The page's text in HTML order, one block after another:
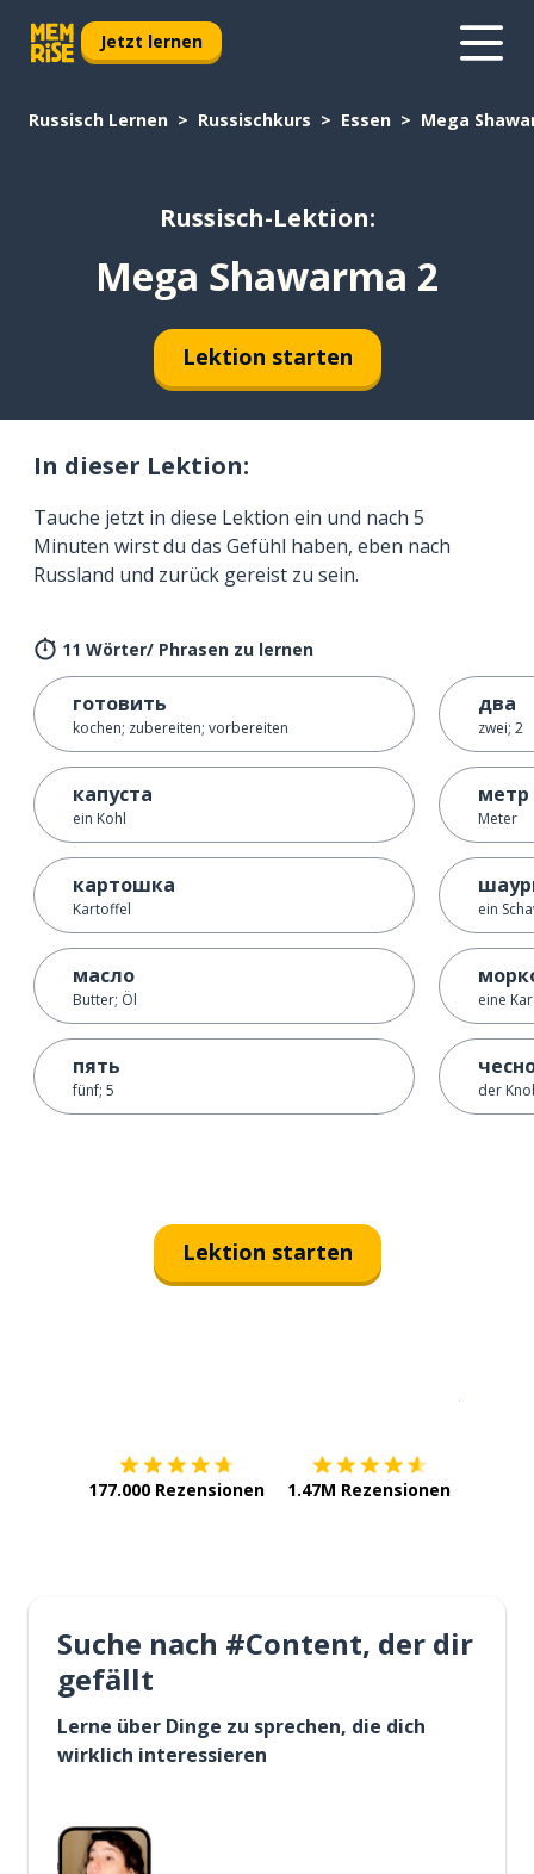
Jetzt lernen
Russisch Lernen Russischkurs Essen Mega
Russisch-Lektion:
Mega Shawarma 2
Lektion starten
In dieser Lektion:
Tauche jetzt in diese Lektion ein und nach 5
Minuten wirst du das Gefühl haben, eben nach
Russland und zurück gereist zu sein.
11 Wörter/ Phrasen zu lernen
готовить
kochen; zubereiten; vorbereiten
капуста
ein Kohl
картошка
Kartoffel
масло
Butter; Öl
пять
fünf; 5
два
zwei; 2
метр
Meter
ein
eine
der
Lektion starten
177.000 Rezensionen 1.47M Rezensionen
Suche nach #Content, der dir
gefällt
Lerne über Dinge zu sprechen, die dich
wirklich interessieren